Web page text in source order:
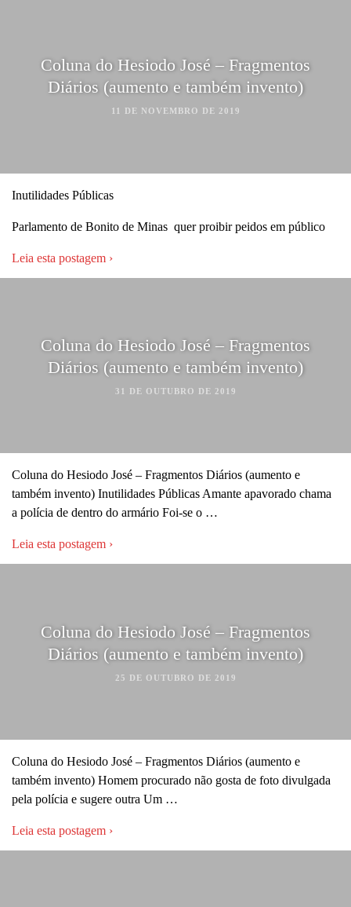
Coluna do Hesiodo José – Fragmentos
Diários (aumento e também invento)
11 DE NOVEMBRO DE 2019
Inutilidades Públicas
Parlamento de Bonito de Minas quer proibir peidos em público
Leia esta postagem ›
Coluna do Hesiodo José – Fragmentos
Diários (aumento e também invento)
31 DE OUTUBRO DE 2019
Coluna do Hesiodo José – Fragmentos Diários (aumento e
também invento) Inutilidades Públicas Amante apavorado chama
a polícia de dentro do armário Foi-se o …
Leia esta postagem ›
Coluna do Hesiodo José – Fragmentos
Diários (aumento e também invento)
25 DE OUTUBRO DE 2019
Coluna do Hesiodo José – Fragmentos Diários (aumento e
também invento) Homem procurado não gosta de foto divulgada
pela polícia e sugere outra Um …
Leia esta postagem ›